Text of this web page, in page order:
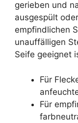
gerieben und
ausgespült
empfindlichen
unauffälligen
Seife geeignet
Für
Für